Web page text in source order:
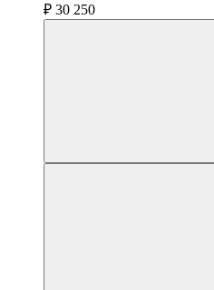
₽ 30 250